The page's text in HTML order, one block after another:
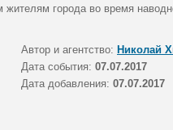
города во время
Автор и агентство: Николай
Дата события: 07.07.2017
Дата добавления: 07.07.2017